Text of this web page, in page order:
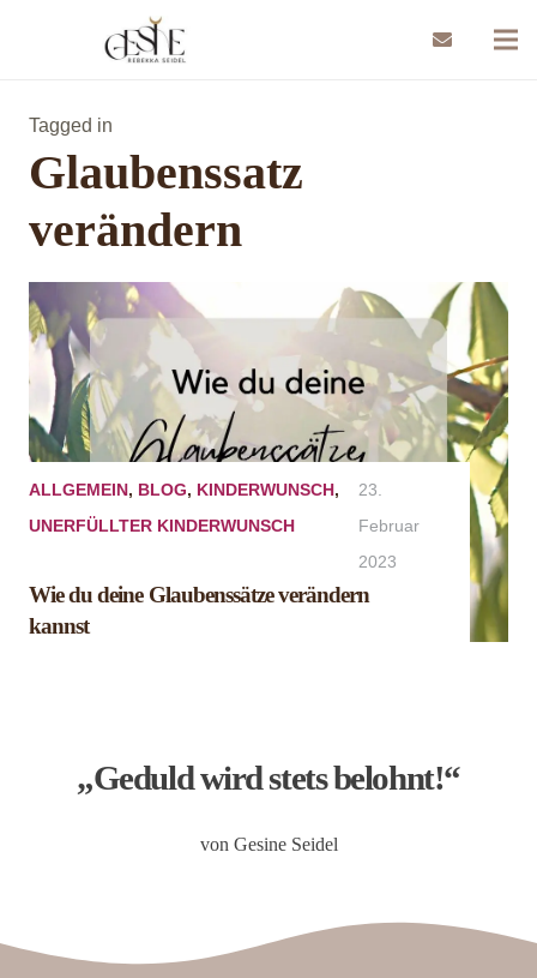
Tagged in
Glaubenssatz
verändern
ALLGEMEIN, BLOG, KINDERWUNSCH,
UNERFÜLLTER KINDERWUNSCH
23.
Februar
2023
Wie du deine Glaubenssätze verändern
kannst
„Geduld wird stets belohnt!“
von Gesine Seidel